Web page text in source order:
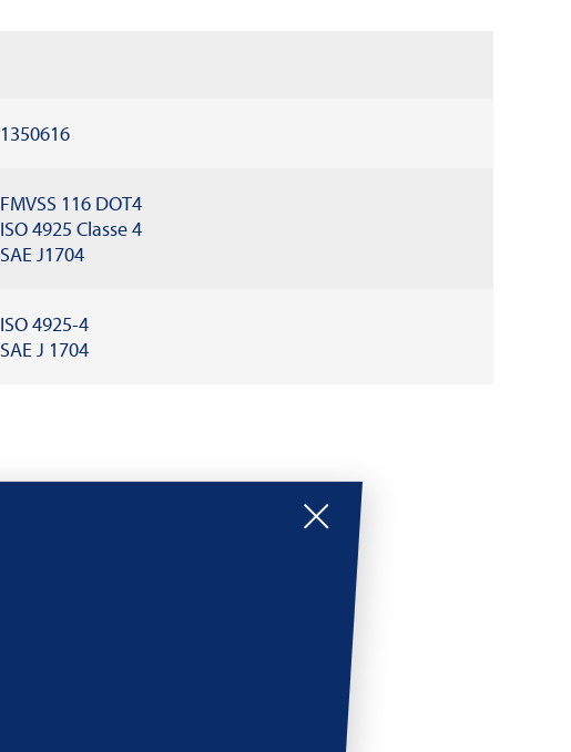
1350616
FMVSS 116 DOT4
ISO 4925 Classe 4
SAE J1704
ISO 4925-4
SAE J 1704